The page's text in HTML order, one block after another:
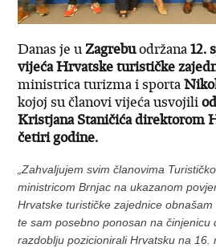
Danas je uZagrebuodržana12.
vijeća Hrvatske turističke
ministrica turizma i sporta
kojoj su članovi vijeća usvojili
Kristjana Staničića direktorom
četiri godine.
„Zahvaljujem svim članovima
ministricom Brnjac na ukazanom
Hrvatske turističke zajednice
te sam posebno ponosan na činjenicu
razdoblju pozicionirali Hrvatsku na 16.